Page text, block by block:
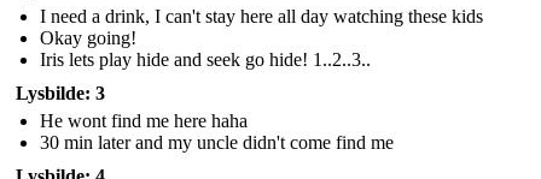
I need a drink, I can't stay here all day watching these kids
Okay going!
Iris lets play hide and seek go hide! 1..2..3..
Lysbilde: 3
He wont find me here haha
30 min later and my uncle didn't come find me